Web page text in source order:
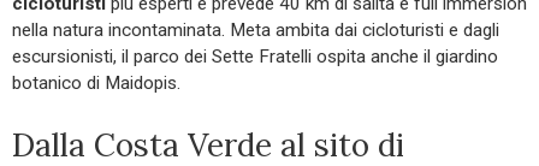
nella natura incontaminata. Meta ambita dai cicloturisti e dagli
escursionisti, il parco dei Sette Fratelli ospita anche il giardino
botanico di Maidopis.
Dalla Costa Verde al sito di